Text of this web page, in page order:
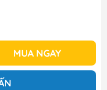
MUA NGAY